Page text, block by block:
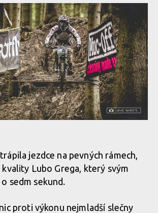
jezdce na pevných rámech,
kvality Lubo Grega, který svým
sedm sekund.
proti výkonu nejmladší slečny